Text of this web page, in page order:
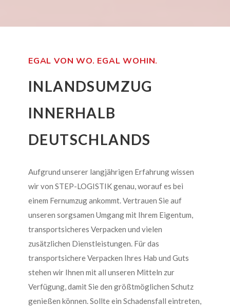
EGAL VON WO. EGAL WOHIN.
INLANDSUMZUG
INNERHALB
DEUTSCHLANDS
Aufgrund unserer langjährigen Erfahrung wissen
wir von STEP-LOGISTIK genau, worauf es bei
einem Fernumzug ankommt. Vertrauen Sie auf
unseren sorgsamen Umgang mit Ihrem Eigentum,
transportsicheres Verpacken und vielen
zusätzlichen Dienstleistungen. Für das
transportsichere Verpacken Ihres Hab und Guts
stehen wir Ihnen mit all unseren Mitteln zur
Verfügung, damit Sie den größtmöglichen Schutz
genießen können. Sollte ein Schadensfall eintreten,